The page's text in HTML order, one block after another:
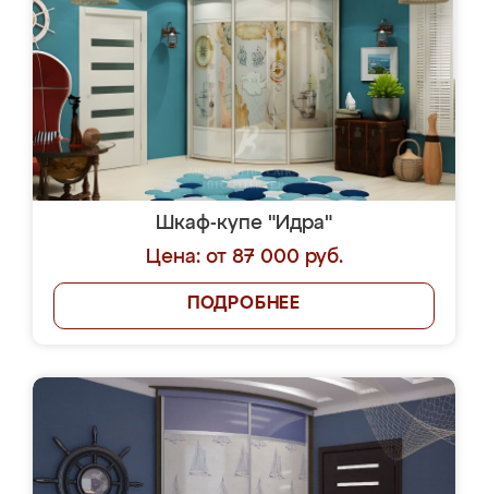
Шкаф-купе "Идра"
Цена: от 87 000 руб.
ПОДРОБНЕЕ